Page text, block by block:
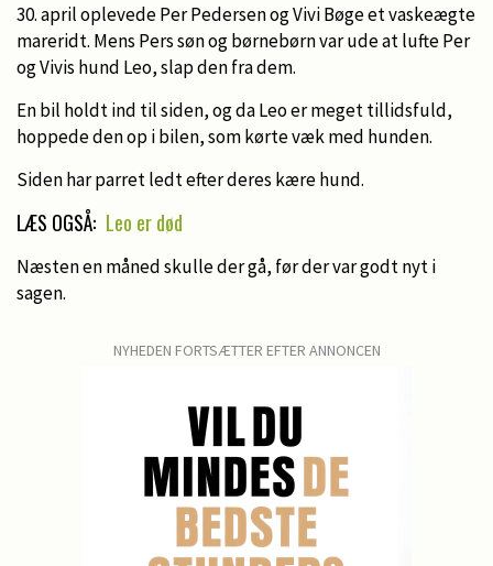
30. april oplevede Per Pedersen og Vivi Bøge et vaskeægte
mareridt. Mens Pers søn og børnebørn var ude at lufte Per
og Vivis hund Leo, slap den fra dem.
En bil holdt ind til siden, og da Leo er meget tillidsfuld,
hoppede den op i bilen, som kørte væk med hunden.
Siden har parret ledt efter deres kære hund.
LÆS OGSÅ: Leo er død
Næsten en måned skulle der gå, før der var godt nyt i
sagen.
NYHEDEN FORTSÆTTER EFTER ANNONCEN